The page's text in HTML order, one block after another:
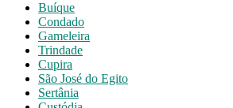
Buíque
Condado
Gameleira
Trindade
Cupira
São José do Egito
Sertânia